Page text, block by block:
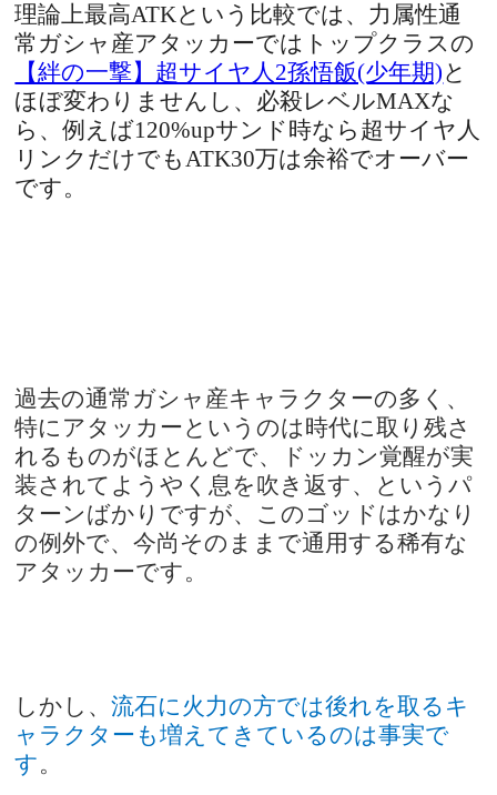
理論上最高ATKという比較では、力属性通
常ガシャ産アタッカーではトップクラスの
【絆の一撃】超サイヤ人2孫悟飯(少年期)と
ほぼ変わりませんし、必殺レベルMAXな
ら、例えば120%upサンド時なら超サイヤ人
リンクだけでもATK30万は余裕でオーバー
です。
過去の通常ガシャ産キャラクターの多く、
特にアタッカーというのは時代に取り残さ
れるものがほとんどで、ドッカン覚醒が実
装されてようやく息を吹き返す、というパ
ターンばかりですが、このゴッドはかなり
の例外で、今尚そのままで通用する稀有な
アタッカーです。
しかし、流石に火力の方では後れを取るキ
ャラクターも増えてきているのは事実で
す。